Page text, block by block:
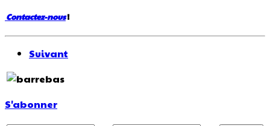
Contactez-nous!
Suivant
S'abonner